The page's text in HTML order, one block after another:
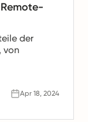
der
von
sind.
Apr 18, 2024